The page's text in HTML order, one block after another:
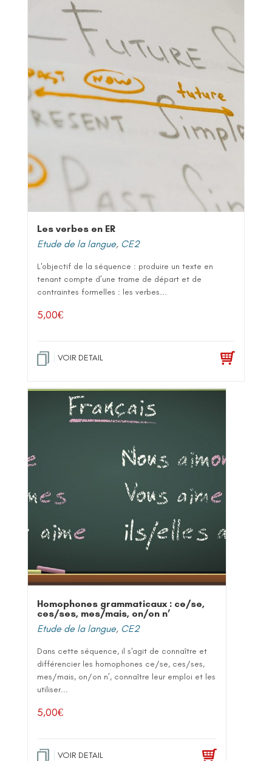
Les verbes en ER
Etude de la langue, CE2
L'objectif de la séquence : produire un texte en
tenant compte d’une trame de départ et de
contraintes formelles : les verbes...
5,00€
VOIR DETAIL
Homophones grammaticaux : ce/se,
ces/ses, mes/mais, on/on n’
Etude de la langue, CE2
Dans cette séquence, il s'agit de connaître et
différencier les homophones ce/se, ces/ses,
mes/mais, on/on n’, connaître leur emploi et les
utiliser...
5,00€
VOIR DETAIL